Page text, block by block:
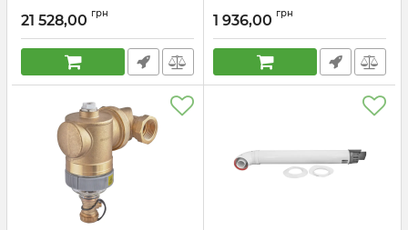
колір білий (KR5562)
Артикул: KR5562
21 528,00 грн
(кутовий) подовжений
Артикул: KR5894
1 936,00 грн